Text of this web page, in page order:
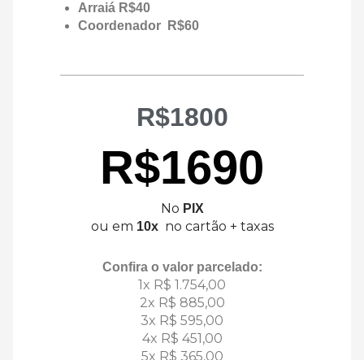
Arraiá R$40
Coordenador R$60
R$1800
R$1690
No PIX
ou em 10x no cartão + taxas
Confira o valor parcelado:
1x R$ 1.754,00
2x R$ 885,00
3x R$ 595,00
4x R$ 451,00
5x R$ 365,00